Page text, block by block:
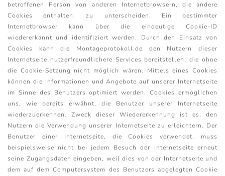
betroffenen Person von anderen Internetbrowsern, die andere
Cookies enthalten, zu unterscheiden. Ein bestimmter
Internetbrowser kann über die eindeutige Cookie-ID
wiedererkannt und identifiziert werden. Durch den Einsatz von
Cookies kann die Montageprotokoll.de den Nutzern dieser
Internetseite nutzerfreundlichere Services bereitstellen, die ohne
die Cookie-Setzung nicht möglich wären. Mittels eines Cookies
können die Informationen und Angebote auf unserer Internetseite
im Sinne des Benutzers optimiert werden. Cookies ermöglichen
uns, wie bereits erwähnt, die Benutzer unserer Internetseite
wiederzuerkennen. Zweck dieser Wiedererkennung ist es, den
Nutzern die Verwendung unserer Internetseite zu erleichtern. Der
Benutzer einer Internetseite, die Cookies verwendet, muss
beispielsweise nicht bei jedem Besuch der Internetseite erneut
seine Zugangsdaten eingeben, weil dies von der Internetseite und
dem auf dem Computersystem des Benutzers abgelegten Cookie